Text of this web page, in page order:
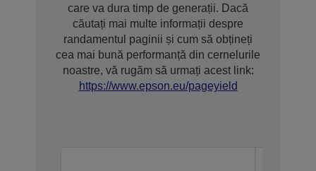
care va dura timp de generații. Dacă
căutați mai multe informații despre
randamentul paginii și cum să obțineți
cea mai bună performanță din cernelurile
noastre, vă rugăm să urmați acest link:
https://www.epson.eu/pageyield